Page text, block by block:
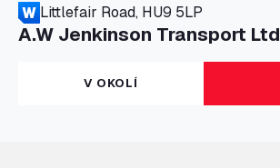
Littlefair Road, HU9 5LP
A.W Jenkinson Transport Ltd
Progress House, ME11 5GA
A+G Nettetal - Depot Parking
Am Panneschopp 7, 41334
V OKOLÍ